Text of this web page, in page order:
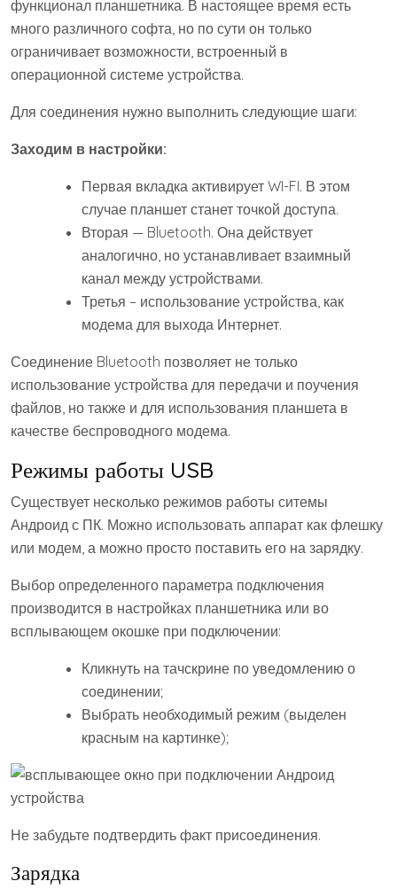
функционал планшетника. В настоящее время есть
много различного софта, но по сути он только
ограничивает возможности, встроенный в
операционной системе устройства.
Для соединения нужно выполнить следующие шаги:
Заходим в настройки:
Первая вкладка активирует WI-FI. В этом
случае планшет станет точкой доступа.
Вторая — Bluetooth. Она действует
аналогично, но устанавливает взаимный
канал между устройствами.
Третья – использование устройства, как
модема для выхода Интернет.
Соединение Bluetooth позволяет не только
использование устройства для передачи и поучения
файлов, но также и для использования планшета в
качестве беспроводного модема.
Режимы работы USB
Существует несколько режимов работы ситемы
Андроид с ПК. Можно использовать аппарат как флешку
или модем, а можно просто поставить его на зарядку.
Выбор определенного параметра подключения
производится в настройках планшетника или во
всплывающем окошке при подключении:
Кликнуть на тачскрине по уведомлению о
соединении;
Выбрать необходимый режим (выделен
красным на картинке);
Не забудьте подтвердить факт присоединения.
Зарядка